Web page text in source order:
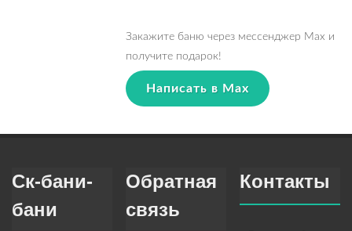
Закажите баню через мессенджер Max и
получите подарок!
Написать в Max
Ск-бани-
бани
Обратная
связь
Контакты